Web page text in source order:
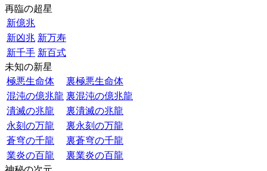
再臨の超星
新億兆
新凶兆 新万寿
新千手 新百式
未知の新星
極悪生命体
裏極悪生命体
混沌の億兆龍 裏混沌の億兆龍
潰滅の兆龍
裏潰滅の兆龍
永刻の万龍
裏永刻の万龍
蒼穹の千龍
裏蒼穹の千龍
業炎の百龍
裏業炎の百龍